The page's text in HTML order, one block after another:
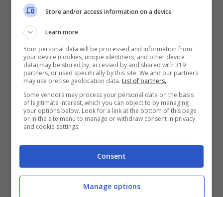
confronti dei detentori dei diritti nell’aiutarli
ad interagire con i propri fan in questo
momento molto difficile. È anche una
continuazione del nostro eccellente rapporto
con Codemasters, che ci ha già visto gestire
e trasmettere il DiRT World Series all’inizio di
quest’anno.
“Combinando la nostra migliore tecnologia di
eSport e l’esperienza nella gestione delle
competizioni con i veri piloti del World RX ed
il talento dei commentatori, sarà creato uno
Store and/or access information on a device
Learn more
Your personal data will be processed and information from
your device (cookies, unique identifiers, and other device
data) may be stored by, accessed by and shared with 319
partners, or used specifically by this site. We and our partners
may use precise geolocation data. List of partners.
Some vendors may process your personal data on the basis
of legitimate interest, which you can object to by managing
your options below. Look for a link at the bottom of this page
or in the site menu to manage or withdraw consent in privacy
and cookie settings.
Consent
Manage options